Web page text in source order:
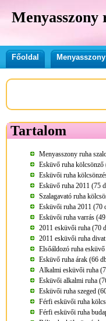
Menyasszony
Főoldal
Tartalom
Menyasszony ruha
Esküvő ruha kölcsönző
Esküvői ruha
Esküvő ruha 2011 (75
Szalagavató ruha
Esküvői ruha 2011 (70
Esküvői ruha varrás
2011 esküvői ruha (70
2011 esküvői ruha
Elsőáldozó ruha
Esküvő ruha árak (66
Alkalmi esküvői ruha
Esküvői alkalmi ruha
Esküvői ruha szeged
Férfi esküvői ruha
Férfi esküvői ruha